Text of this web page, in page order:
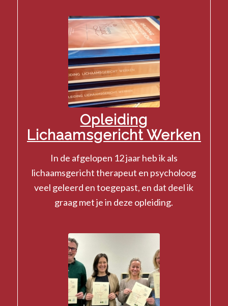
Opleiding
Lichaamsgericht Werken
In de afgelopen 12 jaar heb ik als
lichaamsgericht therapeut en psycholoog
veel geleerd en toegepast, en dat deel ik
graag met je in deze opleiding.